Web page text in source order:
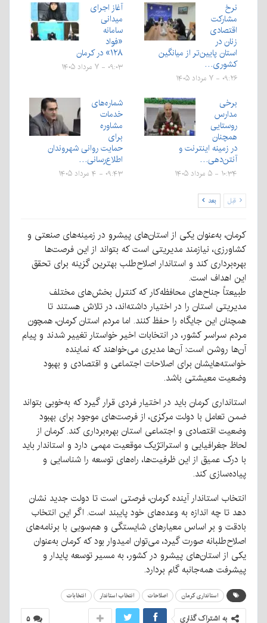
نرخ
مشارکت
اقتصادی
زنان در
استان پایین‌تر‌ از میانگین
کشوری…
۰۹:۲۶ - ۷ مرداد ۱۴۰۵
آغاز اجرای
میدانی
سامانه
«فواد
۱۲۸» در کرمان
۰۹:۰۳ - ۷ مرداد ۱۴۰۵
برخی
مدارس
روستایی
همچنان
در زمینه‌‌ اینترنت و
آنتن‌دهی‌…
۱۰:۳۴ - ۵ مرداد ۱۴۰۵
شماره‌های
خدمات
مشاوره
برای
حمایت روانی شهروندان
اطلاع‌رسانی…
۰۹:۴۳ - ۴ مرداد ۱۴۰۵
قبل بعد
کرمان، به‌عنوان یکی از استان‌های پیشرو در زمینه‌های صنعتی و
کشاورزی، نیازمند مدیریتی است که بتواند از این فرصت‌ها
بهره‌برداری کند و استاندار اصلاح‌طلب بهترین گزینه برای تحقق
این اهداف است.
طبیعتاً جناح‌های محافظه‌کار که کنترل بخش‌های مختلف
مدیریتی استان را در اختیار داشته‌اند، در تلاش هستند تا
همچنان این جایگاه را حفظ کنند. اما مردم استان کرمان، همچون
مردم سراسر کشور، در انتخابات اخیر خواستار تغییر شدند و پیام
آن‌ها روشن است: آن‌ها مدیری می‌خواهند که نماینده
خواسته‌هایشان برای اصلاحات اجتماعی و اقتصادی و بهبود
وضعیت معیشتی باشد.
استانداری کرمان باید در اختیار فردی قرار گیرد که به‌خوبی بتواند
ضمن تعامل با دولت مرکزی، از فرصت‌های موجود برای بهبود
وضعیت اقتصادی و اجتماعی استان بهره‌برداری کند. کرمان از
لحاظ جغرافیایی و استراتژیک موقعیت مهمی دارد و استاندار باید
با درک عمیق از این ظرفیت‌ها، راه‌های توسعه را شناسایی و
پیاده‌سازی کند.
انتخاب استاندار آینده کرمان، فرصتی است تا دولت جدید نشان
دهد تا چه اندازه به وعده‌های خود پایبند است. اگر این انتخاب
بادقت و بر اساس معیارهای شایستگی و هم‌سویی با برنامه‌های
اصلاح‌طلبانه صورت گیرد، می‌توان امیدوار بود که کرمان به‌عنوان
یکی از استان‌های پیشرو در کشور، به مسیر توسعه پایدار و
پیشرفت همه‌جانبه گام بردارد.
استانداری کرمان اصلاحات انتخاب استاندار انتخابات
۵ به اشتراک گذاری